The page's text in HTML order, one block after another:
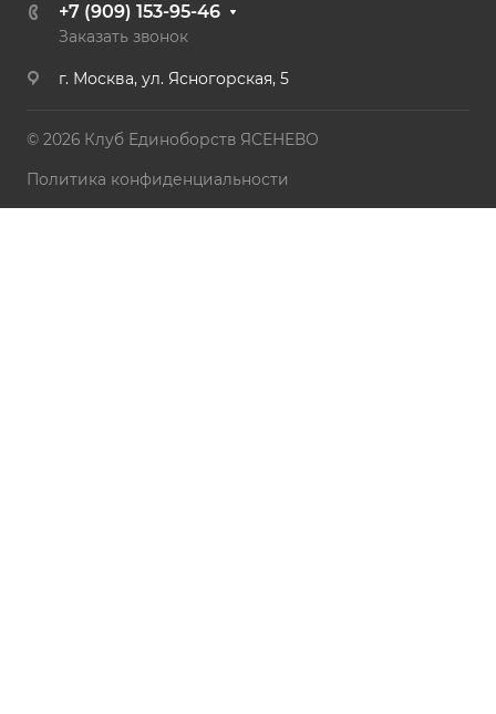
+7 (909) 153-95-46
Заказать звонок
г. Москва, ул. Ясногорская, 5
© 2026 Клуб Единоборств ЯСЕНЕВО
Политика конфиденциальности